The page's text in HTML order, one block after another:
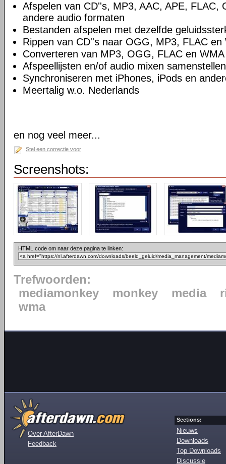
Afspelen van CD''s, MP3, AAC, APE, FLAC,
andere audio formaten
Bestanden afspelen met dezelfde
Rippen van CD''s naar OGG, MP3, FLAC en
Converteren van MP3, OGG, FLAC en WMA
Afspeellijsten en/of audio mixen samenstellen
Synchroniseren met iPhones, iPods en
Meertalig w.o. Nederlands
en nog veel meer...
Stel een correctie voor
Screenshots:
HTML code om naar deze pagina te linken:
Trefwoorden:
mediamonkey
monkey media
wma
Over AfterDawn
Feedback
Sections:
Nieuws
Downloads
Top Downloads
Discussie